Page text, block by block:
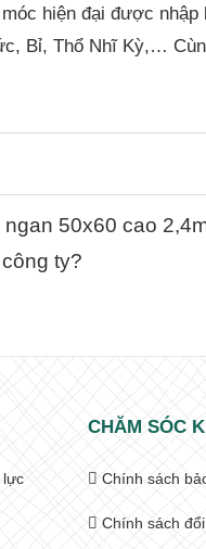
hiện đại được
Bỉ, Thổ Nhĩ Kỳ,…
50x60 cao
ty?
lực
CHĂM SÓC
Chính sách
Chính sách